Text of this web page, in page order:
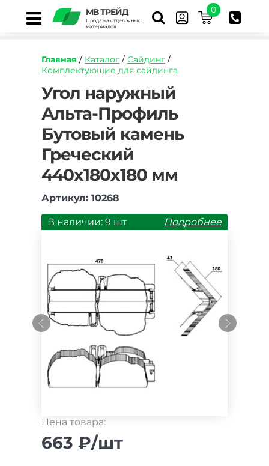
МВ ТРЕЙД
Продажа отделочных
материалов
0
Главная / Каталог / Сайдинг /
Комплектующие для сайдинга
https://mvtrade.ru/images/id/normal/ugol-
naruzhnyy-
alta-
profil-
butovyy-
kamen-
grecheskiy.jpg
Угол наружный
Альта-Профиль
Бутовый камень
Греческий
440х180х180 мм
Артикул: 10268
В наличии: 9 шт Подробнее
Цена товара:
663 ₽/шт